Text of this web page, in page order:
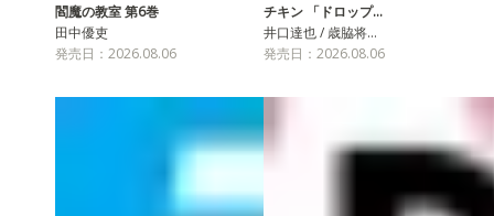
閻魔の教室 第6巻
田中優吏
発売日：2026.08.06
チキン 「ドロップ…
井口達也 / 歳脇将…
発売日：2026.08.06